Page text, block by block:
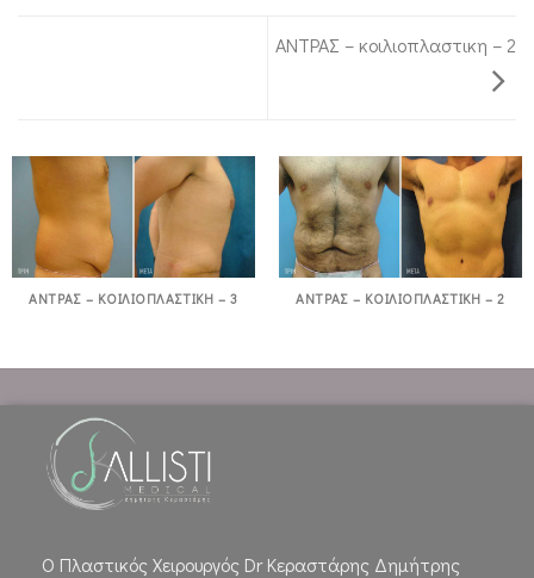
ΑΝΤΡΑΣ – κοιλιοπλαστικη – 2
ΑΝΤΡΑΣ – ΚΟΙΛΙΟΠΛΑΣΤΙΚΗ – 3 ΑΝΤΡΑΣ – ΚΟΙΛΙΟΠΛΑΣΤΙΚΗ – 2
Ο Πλαστικός Χειρουργός Dr Κεραστάρης Δημήτρης